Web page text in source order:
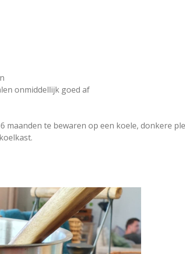
onmiddellijk goed af
maanden te bewaren op een koele, donkere